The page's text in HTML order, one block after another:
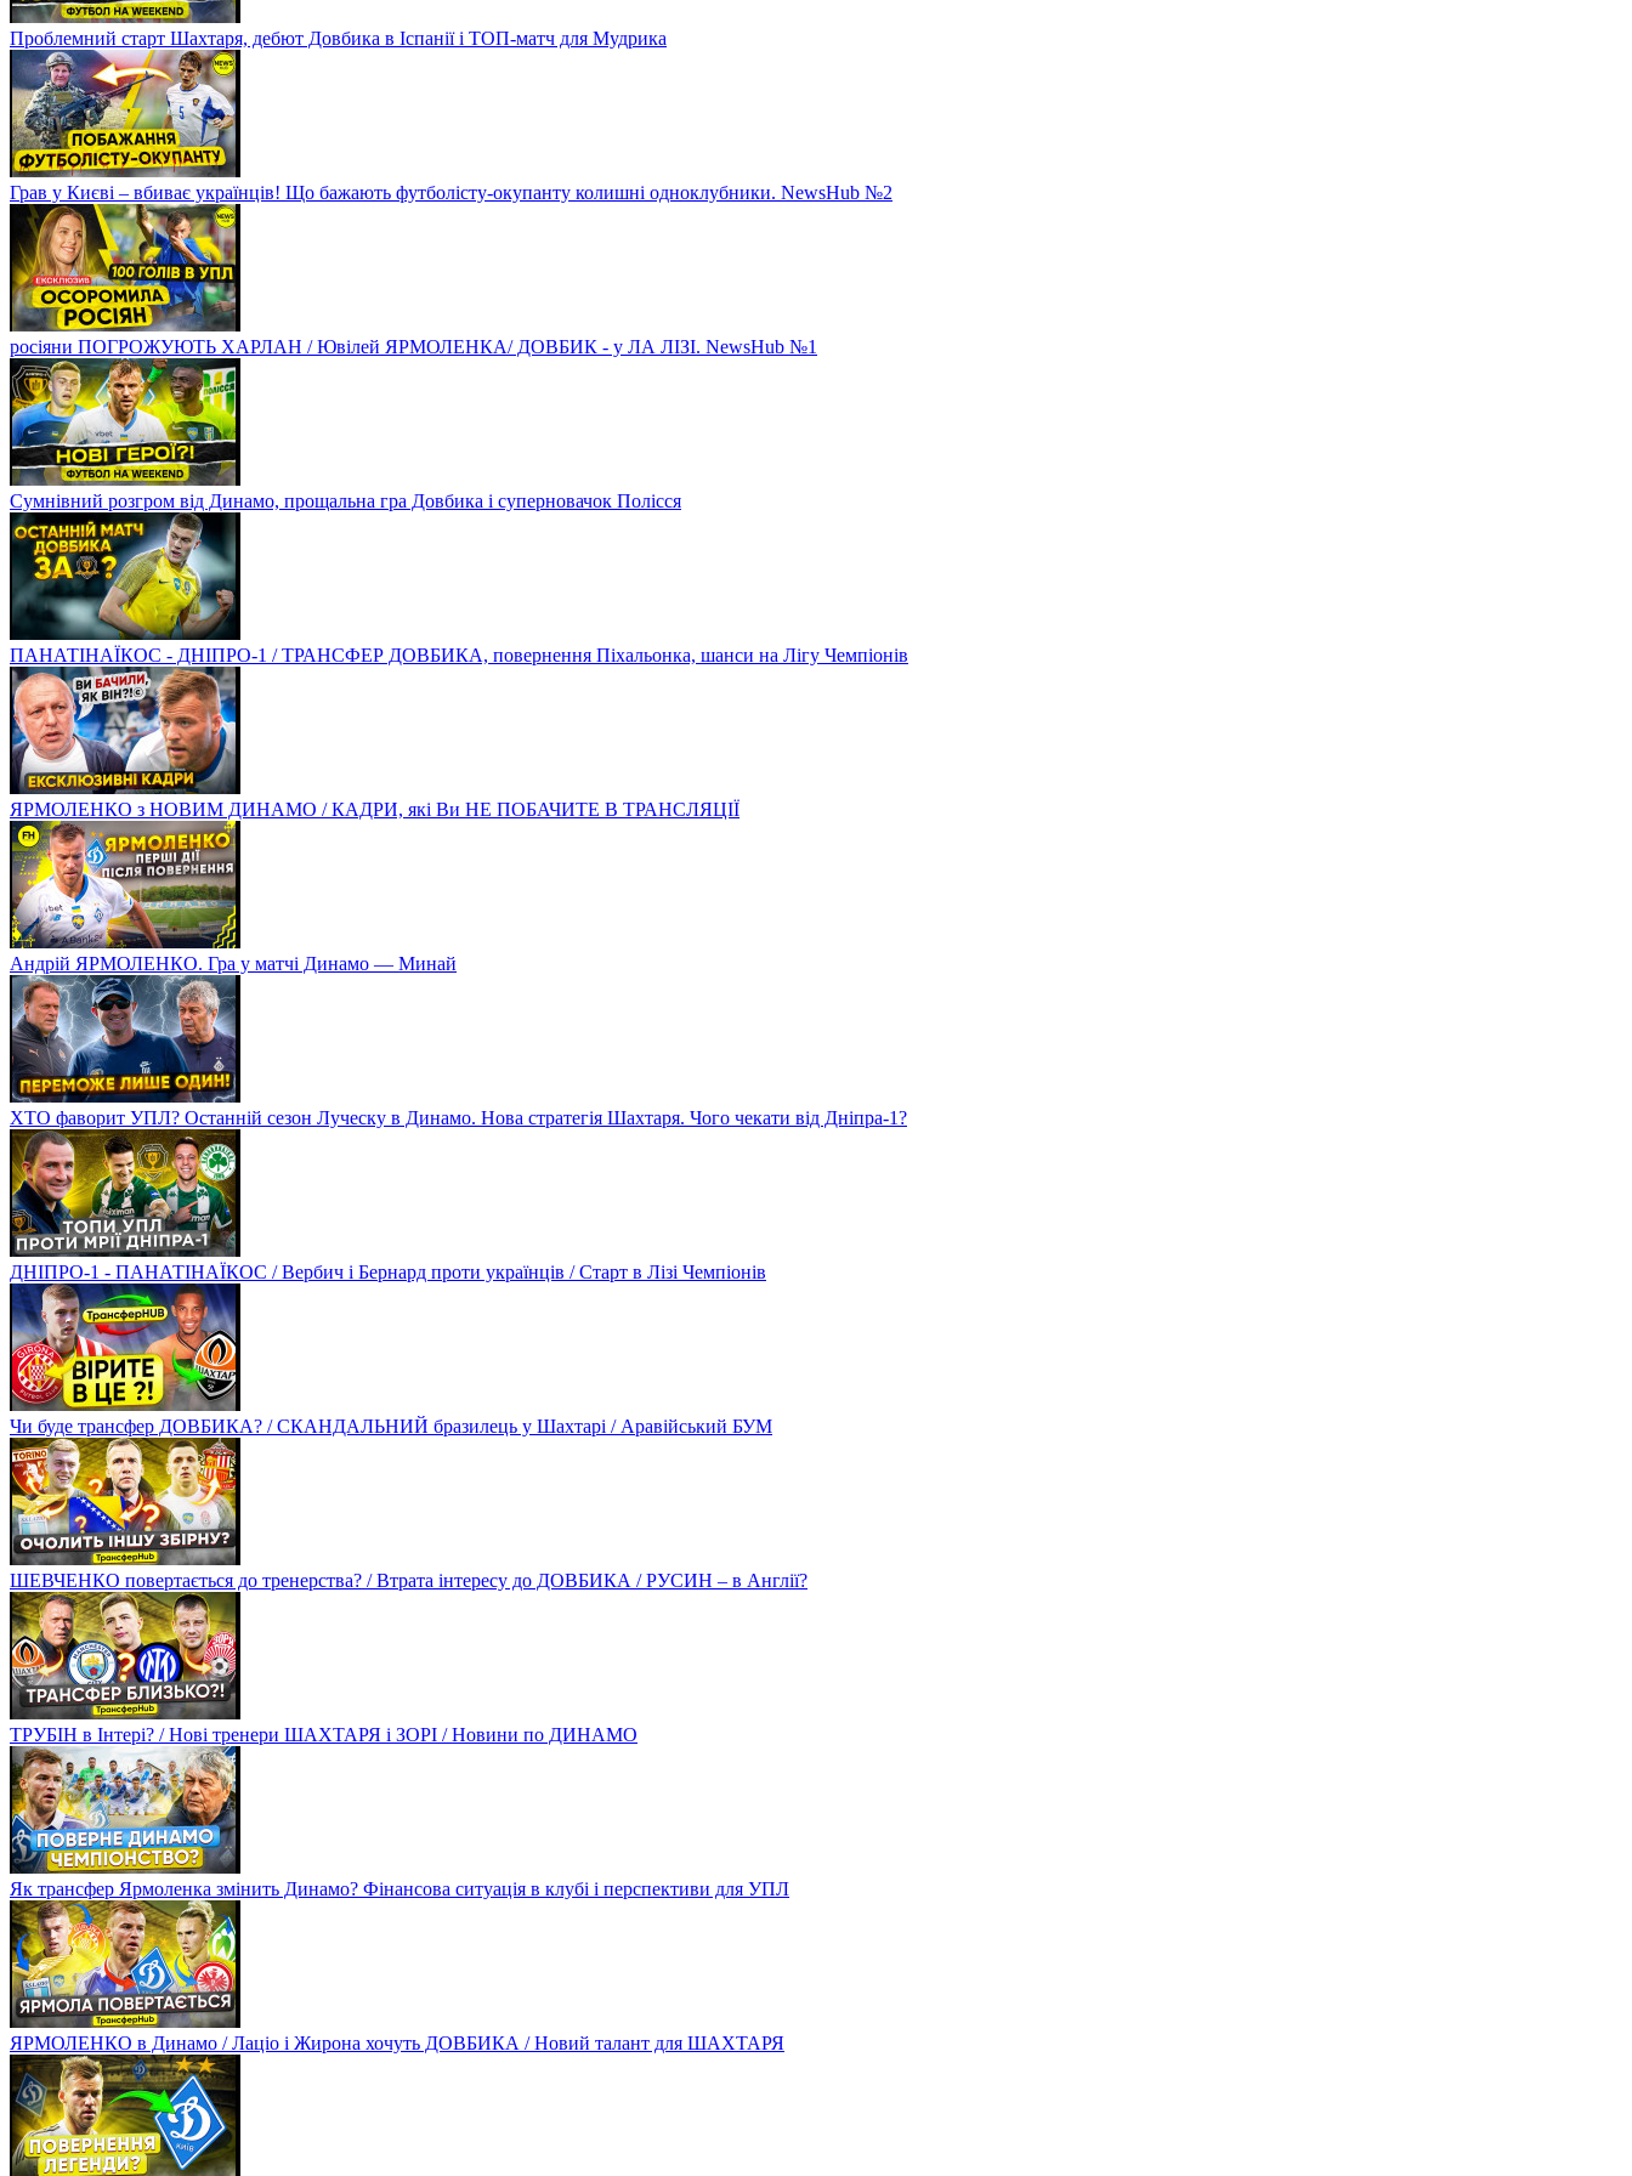
Проблемний старт Шахтаря, дебют Довбика в Іспанії і ТОП-матч для Мудрика
Грав у Києві – вбиває українців! Що бажають футболісту-окупанту колишні одноклубники. NewsHub №2
росіяни ПОГРОЖУЮТЬ ХАРЛАН / Ювілей ЯРМОЛЕНКА/ ДОВБИК - у ЛА ЛІЗІ. NewsHub №1
Сумнівний розгром від Динамо, прощальна гра Довбика і суперновачок Полісся
ПАНАТІНАЇКОС - ДНІПРО-1 / ТРАНСФЕР ДОВБИКА, повернення Піхальонка, шанси на Лігу Чемпіонів
ЯРМОЛЕНКО з НОВИМ ДИНАМО / КАДРИ, які Ви НЕ ПОБАЧИТЕ В ТРАНСЛЯЦІЇ
Андрій ЯРМОЛЕНКО. Гра у матчі Динамо — Минай
ХТО фаворит УПЛ? Останній сезон Луческу в Динамо. Нова стратегія Шахтаря. Чого чекати від Дніпра-1?
ДНІПРО-1 - ПАНАТІНАЇКОС / Вербич і Бернард проти українців / Старт в Лізі Чемпіонів
Чи буде трансфер ДОВБИКА? / СКАНДАЛЬНИЙ бразилець у Шахтарі / Аравійський БУМ
ШЕВЧЕНКО повертається до тренерства? / Втрата інтересу до ДОВБИКА / РУСИН – в Англії?
ТРУБІН в Інтері? / Нові тренери ШАХТАРЯ і ЗОРІ / Новини по ДИНАМО
Як трансфер Ярмоленка змінить Динамо? Фінансова ситуація в клубі і перспективи для УПЛ
ЯРМОЛЕНКО в Динамо / Лаціо і Жирона хочуть ДОВБИКА / Новий талант для ШАХТАРЯ